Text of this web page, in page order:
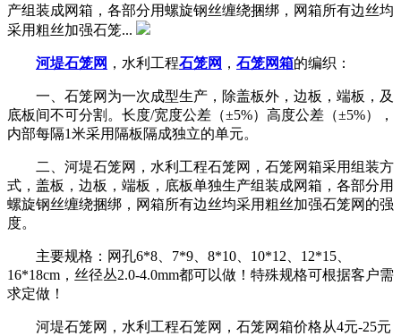
产组装成网箱，各部分用螺旋钢丝缠绕捆绑，网箱所有边丝均
采用粗丝加强石笼...
河堤石笼网 ，水利工程石笼网 ， 石笼网箱的编织：
一、石笼网为一次成型生产，除盖板外，边板，端板，及
底板间不可分割。长度/宽度公差（±5%）高度公差（±5%），
内部每隔1米采用隔板隔成独立的单元。
二、河堤石笼网，水利工程石笼网，石笼网箱采用组装方
式，盖板，边板，端板，底板单独生产组装成网箱，各部分用
螺旋钢丝缠绕捆绑，网箱所有边丝均采用粗丝加强石笼网的强
度。
主要规格：网孔6*8、7*9、8*10、10*12、12*15、
16*18cm，丝径丛2.0-4.0mm都可以做！特殊规格可根据客户需
求定做！
河堤石笼网，水利工程石笼网，石笼网箱价格从4元-25元